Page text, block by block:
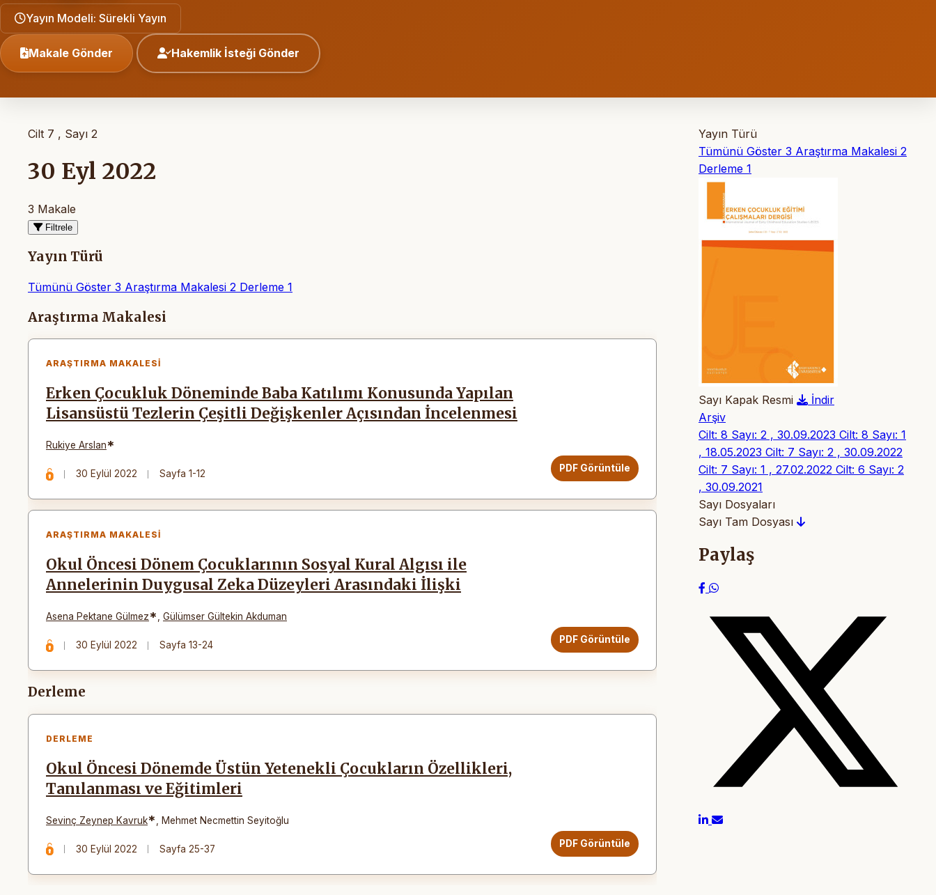
Yayın Modeli: Sürekli Yayın
Makale Gönder Hakemlik İsteği Gönder
Cilt 7 , Sayı 2
30 Eyl 2022
3 Makale
Filtrele
Yayın Türü
Tümünü Göster 3 Araştırma Makalesi 2 Derleme 1
Makaleler
Araştırma Makalesi
ARAŞTIRMA MAKALESI
Erken Çocukluk Döneminde Baba Katılımı Konusunda Yapılan
Lisansüstü Tezlerin Çeşitli Değişkenler Açısından İncelenmesi
Rukiye Arslan*
30 Eylül 2022 Sayfa 1-12 PDF Görüntüle
ARAŞTIRMA MAKALESI
Okul Öncesi Dönem Çocuklarının Sosyal Kural Algısı ile
Annelerinin Duygusal Zeka Düzeyleri Arasındaki İlişki
Asena Pektane Gülmez*, Gülümser Gültekin Akduman
30 Eylül 2022 Sayfa 13-24 PDF Görüntüle
Derleme
DERLEME
Okul Öncesi Dönemde Üstün Yetenekli Çocukların Özellikleri,
Tanılanması ve Eğitimleri
Sevinç Zeynep Kavruk* Mehmet Necmettin Seyitoğlu
30 Eylül 2022 Sayfa 25-37 PDF Görüntüle
Yayın Türü
Tümünü Göster 3 Araştırma Makalesi 2
Derleme 1
Sayı Kapak Resmi
İndir
Arşiv
Cilt: 8 Sayı: 2 , 30.09.2023 Cilt: 8 Sayı: 1
, 18.05.2023 Cilt: 7 Sayı: 2 , 30.09.2022
Cilt: 7 Sayı: 1 , 27.02.2022 Cilt: 6 Sayı: 2
, 30.09.2021
Sayı Dosyaları
Sayı Tam Dosyası
Paylaş